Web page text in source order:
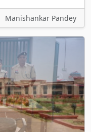
Manishankar Pandey